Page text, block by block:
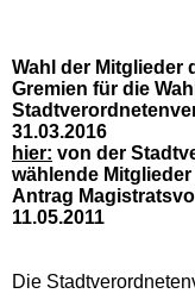
Wahl der Mitglieder
Gremien für die
31.03.2016
hier: von der
wählende Mitglieder
Antrag
11.05.2011
Die